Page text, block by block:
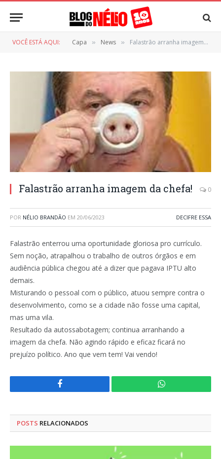
VOCÊ ESTÁ AQUI: Capa » News » Falastrão arranha imagem da chefa!
Falastrão arranha imagem da chefa! 0
POR NÉLIO BRANDÃO EM 20/06/2023 DECIFRE ESSA
Falastrão enterrou uma oportunidade gloriosa pro currículo.
Sem noção, atrapalhou o trabalho de outros órgãos e em
audiência pública chegou até a dizer que pagava IPTU alto
demais.
Misturando o pessoal com o público, atuou sempre contra o
desenvolvimento, como se a cidade não fosse uma capital,
mas uma vila.
Resultado da autossabotagem; continua arranhando a
imagem da chefa. Não agindo rápido e eficaz ficará no
prejuízo político. Ano que vem tem! Vai vendo!
Facebook WhatsApp
POSTS RELACIONADOS